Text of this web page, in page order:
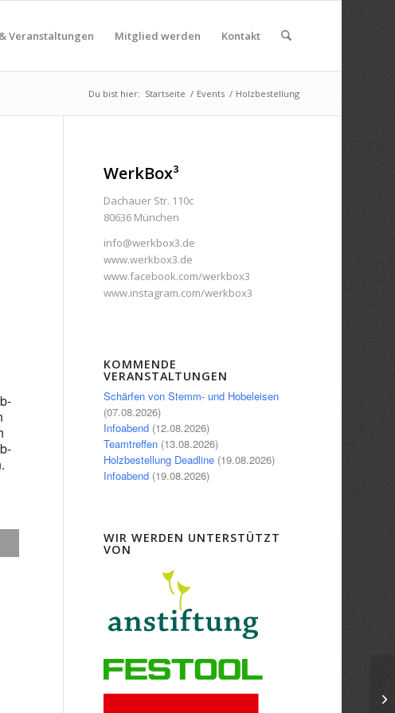
Veranstaltungen Mitglied werden Kontakt
Du bist hier: Startseite / Events / Holzbestellung
Office 365
WerkBox³
Dachauer Str. 110c
80636 München
info@werkbox3.de
www.werkbox3.de
www.facebook.com/werkbox3
www.instagram.com/werkbox3
KOMMENDE
VERANSTALTUNGEN
Schärfen von Stemm- und Hobeleisen
(07.08.2026)
Infoabend (12.08.2026)
Teamtreffen (13.08.2026)
Holzbestellung Deadline (19.08.2026)
Infoabend (19.08.2026)
WIR WERDEN UNTERSTÜTZT
VON